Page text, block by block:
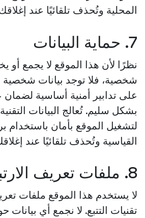
المحلية وتُحذف تلقائيًا عند
7. حماية البيانات
نظرًا لأن هذا الموقع لا يجمع أو
شخصية، فلا توجد بيانات شخصية
على تدابير أمنية أساسية
بشكل سليم. تُعالج البيانات
لتشغيل الموقع بأمان باستخدام
القياسية وتُحذف تلقائيًا عند
8. ملفات تعريف الارتباط والتتبع
لا يستخدم هذا الموقع ملفات
تقنيات التتبع. لا نجمع أي